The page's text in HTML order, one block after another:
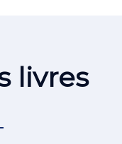
livres